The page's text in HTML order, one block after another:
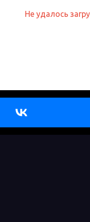
Не удалось